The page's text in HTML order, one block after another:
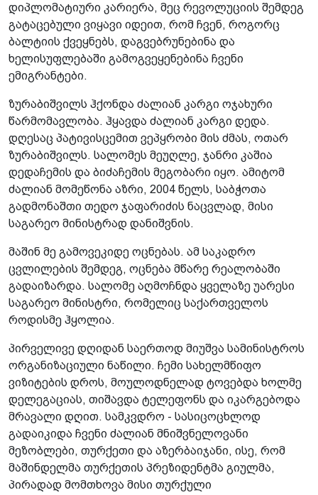
დიპლომატიური კარიერა, მეც რევოლუციის შემდეგ
გატაცებული ვიყავი იდეით, რომ ჩვენ, როგორც
ბალტიის ქვეყნებს, დაგვებრუნებინა და
ხელისუფლებაში გამოგვეყენებინა ჩვენი
ემიგრანტები.
ზურაბიშვილს ჰქონდა ძალიან კარგი ოჯახური
წარმომავლობა. ჰყავდა ძალიან კარგი დედა.
დღესაც პატივისცემით ვეპყრობი მის ძმას, ოთარ
ზურაბიშვილს. სალომეს მეუღლე, ჯანრი კაშია
დედაჩემის და ბიძაჩემის მეგობარი იყო. ამიტომ
ძალიან მომეწონა აზრი, 2004 წელს, საბჭოთა
გადმონაშთი თედო ჯაფარიძის ნაცვლად, მისი
საგარეო მინისტრად დანიშვნის.
მაშინ მე გამოვეკიდე ოცნებას. ამ საკადრო
ცვლილების შემდეგ, ოცნება მწარე რეალობაში
გადაიზარდა. სალომე აღმოჩნდა ყველაზე უარესი
საგარეო მინისტრი, რომელიც საქართველოს
როდისმე ჰყოლია.
პირველივე დღიდან საერთოდ მიუშვა სამინისტროს
ორგანიზაციული ნაწილი. ჩემი სახელმწიფო
ვიზიტების დროს, მოულოდნელად ტოვებდა ხოლმე
დელეგაციას, თიშავდა ტელეფონს და იკარგებოდა
მრავალი დღით. სამკვდრო - სასიცოცხლოდ
გადაიკიდა ჩვენი ძალიან მნიშვნელოვანი
მეზობლები, თურქეთი და აზერბაიჯანი, ისე, რომ
მაშინდელმა თურქეთის პრეზიდენტმა გიულმა,
პირადად მომთხოვა მისი თურქული